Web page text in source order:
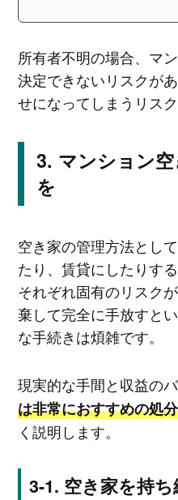
所有者不明の場合、マ
決定できないリスクが
せになってしまうリスク
マンション
を
空き家の管理方法とし
たり、賃貸にしたりす
それぞれ固有のリスク
棄して完全に手放すと
な手続きは煩雑です。
現実的な手間と収益の
は非常におすすめの処
く説明します。
空き家を持